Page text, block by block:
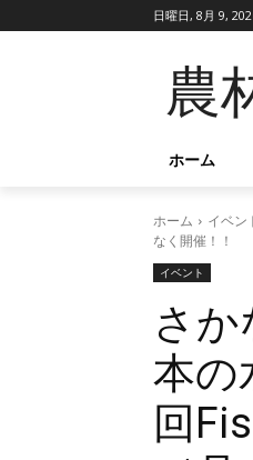
日曜日, 8月 9,
農
ホーム
ホーム イベン
なく開催！！
イベント
さ
本の
回